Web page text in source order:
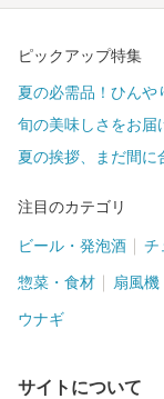
ピックアップ特集
夏の必需品！ひんや
旬の美味しさをお届
夏の挨拶、まだ間に
注目のカテゴリ
ビール・発泡酒 チ
惣菜・食材 扇風機
ウナギ
サイトについて